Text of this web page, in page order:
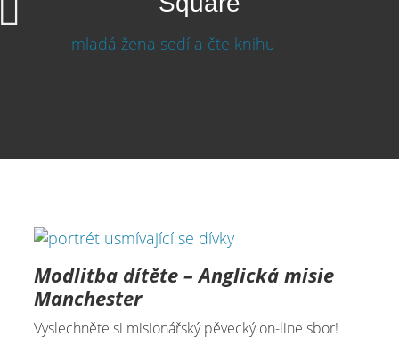
Modlitba dítěte – Anglická misie
Manchester
Vyslechněte si misionářský pěvecký on-line sbor!